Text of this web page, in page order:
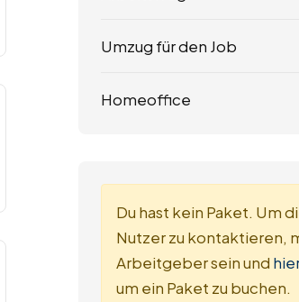
Umzug für den Job
Homeoffice
Du hast kein Paket. Um
Nutzer zu kontaktieren,
Arbeitgeber sein und
um ein Paket zu buchen.